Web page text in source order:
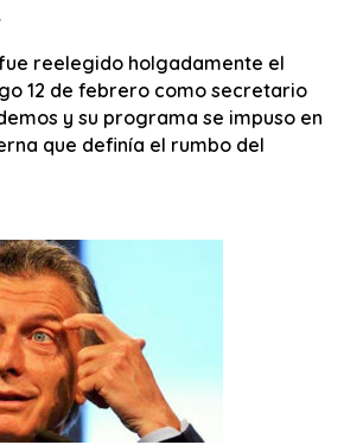
reelegido holgadamente el
12 de febrero como secretario
y su programa se impuso en
que definía el rumbo del